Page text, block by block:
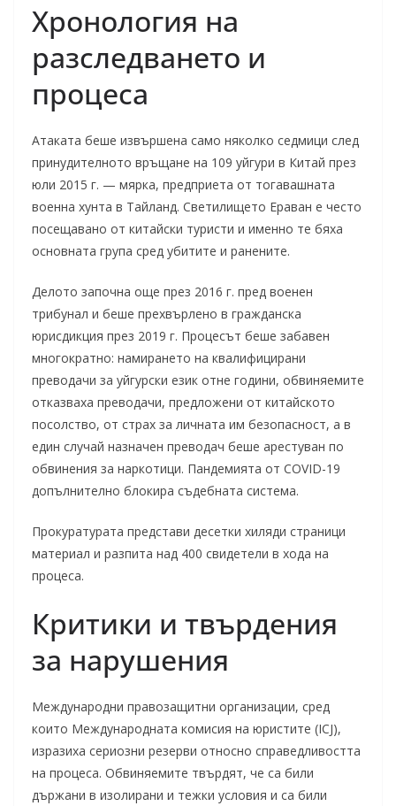
Хронология на
разследването и
процеса
Атаката беше извършена само няколко седмици след
принудителното връщане на 109 уйгури в Китай през
юли 2015 г. — мярка, предприета от тогавашната
военна хунта в Тайланд. Светилището Ераван е често
посещавано от китайски туристи и именно те бяха
основната група сред убитите и ранените.
Делото започна още през 2016 г. пред военен
трибунал и беше прехвърлено в гражданска
юрисдикция през 2019 г. Процесът беше забавен
многократно: намирането на квалифицирани
преводачи за уйгурски език отне години, обвиняемите
отказваха преводачи, предложени от китайското
посолство, от страх за личната им безопасност, а в
един случай назначен преводач беше арестуван по
обвинения за наркотици. Пандемията от COVID-19
допълнително блокира съдебната система.
Прокуратурата представи десетки хиляди страници
материал и разпита над 400 свидетели в хода на
процеса.
Критики и твърдения
за нарушения
Международни правозащитни организации, сред
които Международната комисия на юристите (ICJ),
изразиха сериозни резерви относно справедливостта
на процеса. Обвиняемите твърдят, че са били
държани в изолирани и тежки условия и са били